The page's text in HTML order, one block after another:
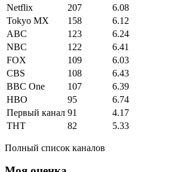
Netflix
207
6.08
Tokyo MX
158
6.12
ABC
123
6.24
NBC
122
6.41
FOX
109
6.03
CBS
108
6.43
BBC One
107
6.39
HBO
95
6.74
Первый канал 91
4.17
ТНТ
82 5.33
Полный список каналов